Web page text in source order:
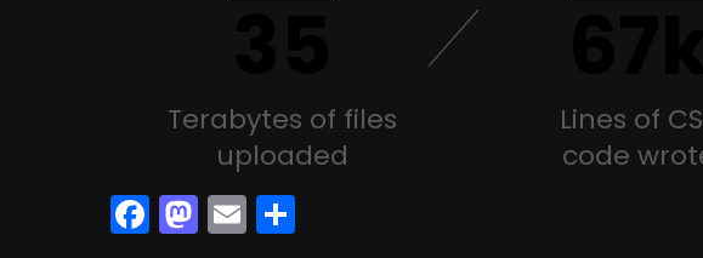
Terabytes of files
uploaded
Lines of
code
Facebook
Mastodon
Email